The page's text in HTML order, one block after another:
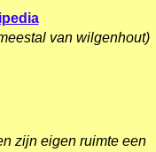
van wilgenhout)
zijn eigen ruimte een